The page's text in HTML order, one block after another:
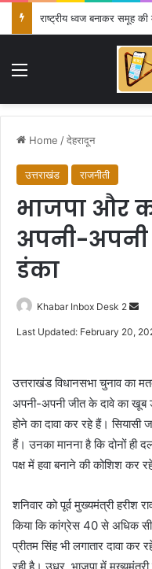
Menu
Home /देहरादून
उत्तराखंड राजनीती
भाजपा और
अपनी-अपनी
डंका
Khabar Inbox Desk 2
Last Updated: February 20,
उत्तराखंड विधानसभा चुनाव का
अपनी-अपनी जीत के दावे का खूब
होने का दावा कर रहे हैं। सियासी
हैं। उनका मानना है कि दोनों ही
पक्ष में हवा बनाने की कोशिश कर
शनिवार को पूर्व मुख्यमंत्री हरीश
किया कि कांग्रेस 40 से अधिक
प्रीतम सिंह भी लगातार दावा